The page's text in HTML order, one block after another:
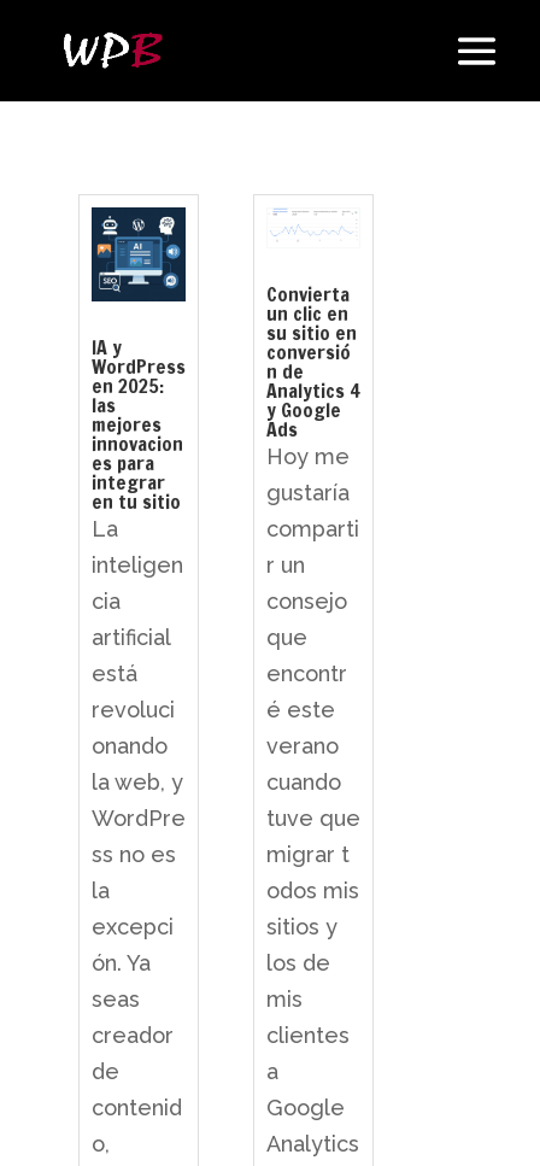
IA y
WordPress
en 2025:
las
mejores
innovacion
es para
integrar
en tu sitio
La
inteligen
cia
artificial
está
revoluci
onando
la web, y
WordPre
ss no es
la
excepci
ón. Ya
seas
creador
de
contenid
o,
Convierta
un clic en
su sitio en
conversió
n de
Analytics 4
y Google
Ads
Hoy me
gustaría
comparti
r un
consejo
que
encontr
é este
verano
cuando
tuve que
migrar t
odos mis
sitios y
los de
mis
clientes
a
Google
Analytics